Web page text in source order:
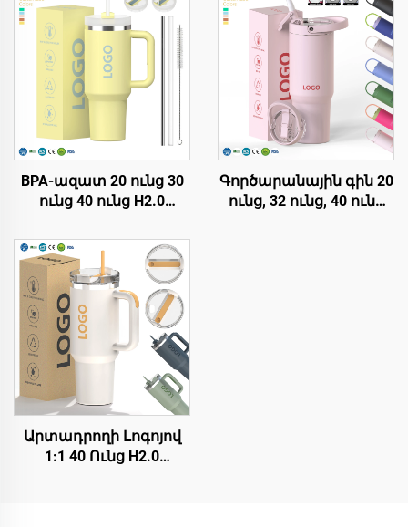
BPA-ազատ 20 ունց 30
ունց 40 ունց H2.0
խողովակով, 3
դիրքային կափույրով՝
ճանապարհորդության
համար, մեկուսացված
ստենային պողպատե
թաս
Գործարանային գին 20
ունց, 32 ունց, 40 ունց
Արտադրողի Լոգոյով
1:1 40 Ունց H2.0